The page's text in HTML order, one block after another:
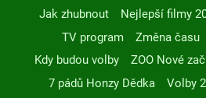
Jak zhubnout Nejlepší filmy
TV program
Změna času
Kdy budou volby
ZOO Nové
7 pádů Honzy Dědka
Volby